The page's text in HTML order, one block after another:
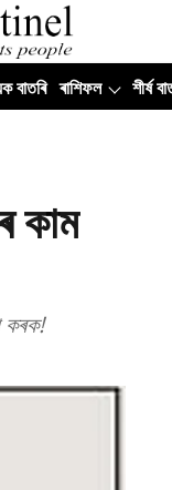
বাতৰি ৰাশিফল শীৰ্ষ
কাম
কৰক!